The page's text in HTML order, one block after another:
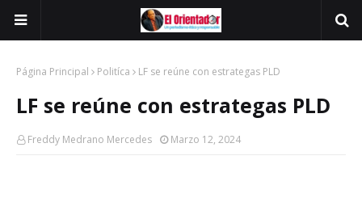
Página Principal Politíca LF se reúne con estrategas PLD
LF se reúne con estrategas PLD
Freddy Medrano Mercedes Marzo 12, 2024